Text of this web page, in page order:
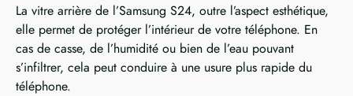
La vitre arrière de l’Samsung S24, outre l’aspect esthétique,
elle permet de protéger l’intérieur de votre téléphone. En
cas de casse, de l’humidité ou bien de l’eau pouvant
s’infiltrer, cela peut conduire à une usure plus rapide du
téléphone.